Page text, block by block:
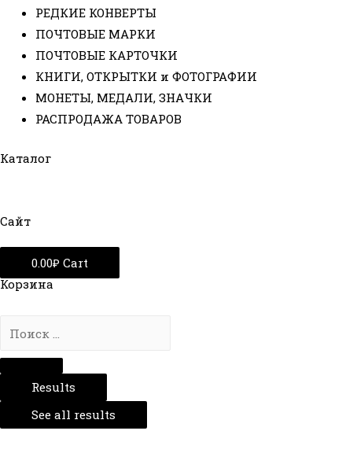
РЕДКИЕ КОНВЕРТЫ
ПОЧТОВЫЕ МАРКИ
ПОЧТОВЫЕ КАРТОЧКИ
КНИГИ, ОТКРЫТКИ и ФОТОГРАФИИ
МОНЕТЫ, МЕДАЛИ, ЗНАЧКИ
РАСПРОДАЖА ТОВАРОВ
Каталог
Сайт
0.00₽ Cart
Корзина
Results
See all results